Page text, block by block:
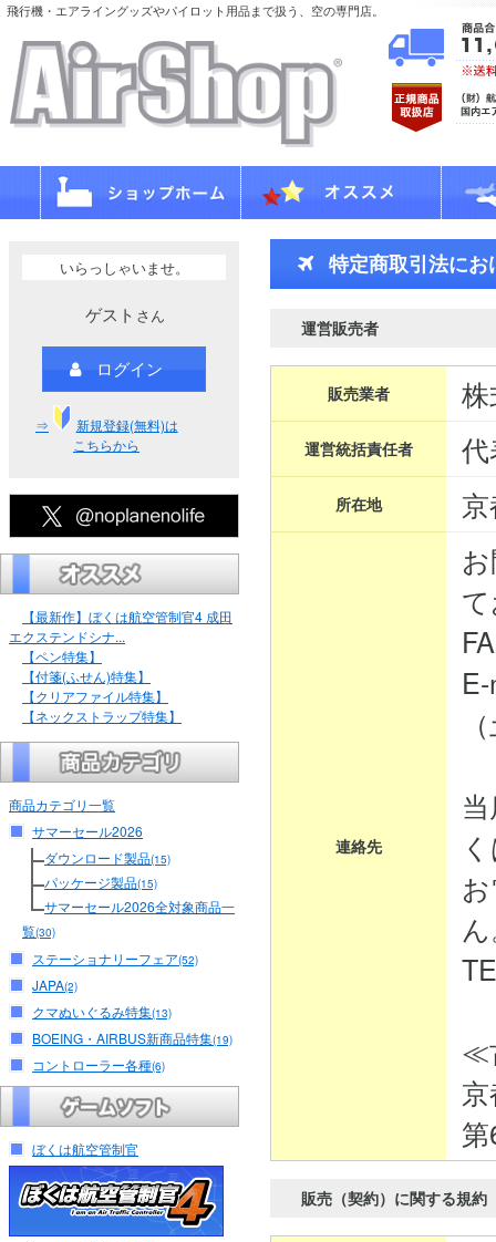
飛行機・エアライングッズやパイロット用品まで扱う、空の専門店。
いらっしゃいませ。
ゲスト さん
ログイン
⇒
新規登録(無料)は
こちらから
【最新作】ぼくは航空管制官4 成田
エクステンドシナ...
【ペン特集】
【付箋(ふせん)特集】
【クリアファイル特集】
【ネックストラップ特集】
商品カテゴリ一覧
サマーセール2026
ダウンロード製品(15)
パッケージ製品(15)
サマーセール2026全対象商品一
覧(30)
ステーショナリーフェア(52)
JAPA(2)
クマぬいぐるみ特集(13)
BOEING・AIRBUS新商品特集(19)
コントローラー各種(6)
ぼくは航空管制官
特定商取引法にお
運営販売者
販売業者
運営統括責任者
所在地
連絡先
≪
販売（契約）に関する規約